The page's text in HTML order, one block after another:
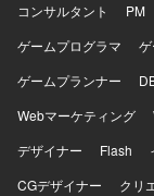
す。 【開発環境】 バックエンド開発が中心であり、Goを
中心としたサー
連携、
用した開発を行
システムを構
ります。生成AI
コンサルタント
PM
ゲームプログラマ
ゲームプランナー
Webマーケティング
デザイナー
Flash
CGデザイナー
クリ